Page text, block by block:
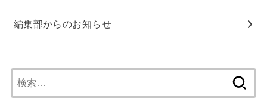
編集部からのお知らせ
索: